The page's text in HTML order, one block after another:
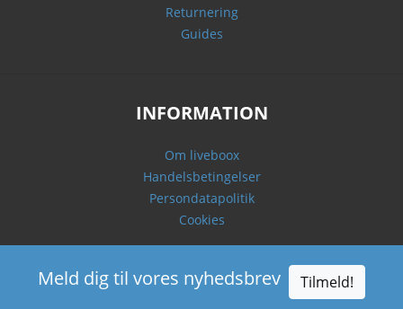
Returnering
Guides
INFORMATION
Om liveboox
Handelsbetingelser
Persondatapolitik
Cookies
Meld dig til vores nyhedsbrev Tilmeld!